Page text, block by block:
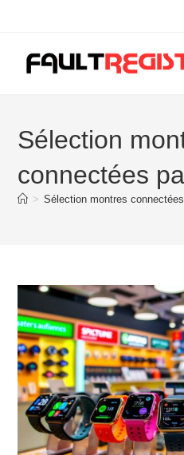
Sélection
connectées
> Sélection montres